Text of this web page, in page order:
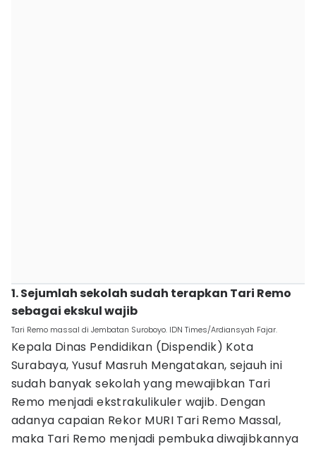
1. Sejumlah sekolah sudah terapkan Tari Remo
sebagai ekskul wajib
Tari Remo massal di Jembatan Suroboyo. IDN Times/Ardiansyah Fajar.
Kepala Dinas Pendidikan (Dispendik) Kota
Surabaya, Yusuf Masruh Mengatakan, sejauh ini
sudah banyak sekolah yang mewajibkan Tari
Remo menjadi ekstrakulikuler wajib. Dengan
adanya capaian Rekor MURI Tari Remo Massal,
maka Tari Remo menjadi pembuka diwajibkannya